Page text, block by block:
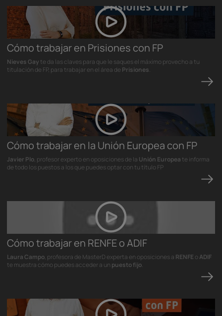
Cómo trabajar en Prisiones con FP
Nieves Gay te da las claves para que le saques el máximo provecho a tu
titulación de FP, para trabajar en el área de Prisiones.
Cómo trabajar en la Unión Europea con FP
Javier Plo, profesor experto en oposiciones de la Unión Europea te informa
de todo los puestos a los que puedes optar con tu título FP
Cómo trabajar en RENFE o ADIF
Laura Campo, profesora de MasterD experta en oposiciones a RENFE oADIF
te muestra cómo puedes acceder a un puesto fijo.